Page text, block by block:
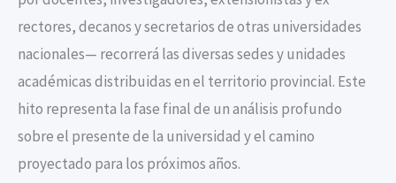
rectores, decanos y secretarios de otras universidades
nacionales— recorrerá las diversas sedes y unidades
académicas distribuidas en el territorio provincial. Este
hito representa la fase final de un análisis profundo
sobre el presente de la universidad y el camino
proyectado para los próximos años.